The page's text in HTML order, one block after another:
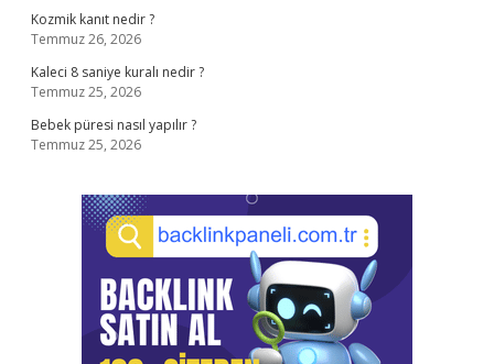
Kozmik kanıt nedir ?
Temmuz 26, 2026
Kaleci 8 saniye kuralı nedir ?
Temmuz 25, 2026
Bebek püresi nasıl yapılır ?
Temmuz 25, 2026